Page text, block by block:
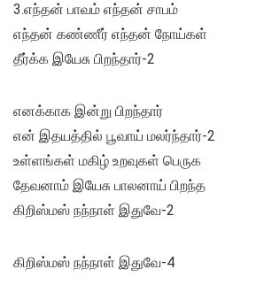
3.எந்தன் பாவம் எந்தன் சாபம்
எந்தன் கண்ணீர் எந்தன் நோய்கள்
தீர்க்க இயேசு பிறந்தார்-2
எனக்காக இன்று பிறந்தார்
என் இதயத்தில் பூவாய் மலர்ந்தார்-2
உள்ளங்கள் மகிழ் உறவுகள் பெருக
தேவனாம் இயேசு பாலனாய் பிறந்த
கிறிஸ்மஸ் நந்நாள் இதுவே-2
கிறிஸ்மஸ் நந்நாள் இதுவே-4